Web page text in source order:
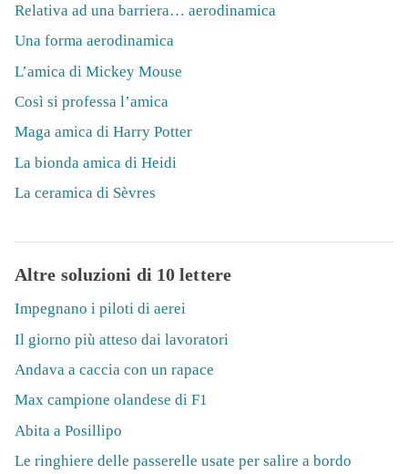
Relativa ad una barriera… aerodinamica
Una forma aerodinamica
L’amica di Mickey Mouse
Così si professa l’amica
Maga amica di Harry Potter
La bionda amica di Heidi
La ceramica di Sèvres
Altre soluzioni di 10 lettere
Impegnano i piloti di aerei
Il giorno più atteso dai lavoratori
Andava a caccia con un rapace
Max campione olandese di F1
Abita a Posillipo
Le ringhiere delle passerelle usate per salire a bordo